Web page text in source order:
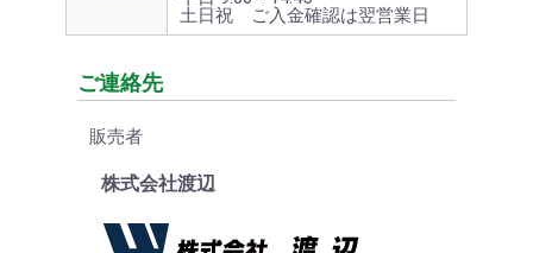
土日祝 ご入金確認は翌営業日
ご連絡先
販売者
株式会社渡辺